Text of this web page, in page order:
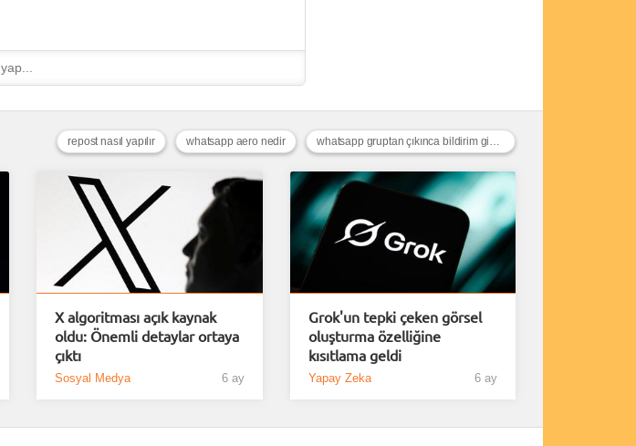
whatsapp gruptan çıkınca bildirim gider mi
whatsapp aero nedir
repost nasıl yapılır
X algoritması açık kaynak
oldu: Önemli detaylar ortaya
çıktı
Sosyal Medya 6 ay
Grok'un tepki çeken görsel
oluşturma özelliğine
kısıtlama geldi
Yapay Zeka 6 ay